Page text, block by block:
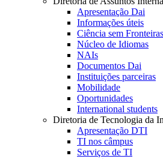
Apresentação Dai
Informações úteis
Ciência sem Fronteiras
Núcleo de Idiomas
NAIs
Documentos Dai
Instituições parceiras
Mobilidade
Oportunidades
International students
Diretoria de Tecnologia da
Apresentação DTI
TI nos câmpus
Serviços de TI